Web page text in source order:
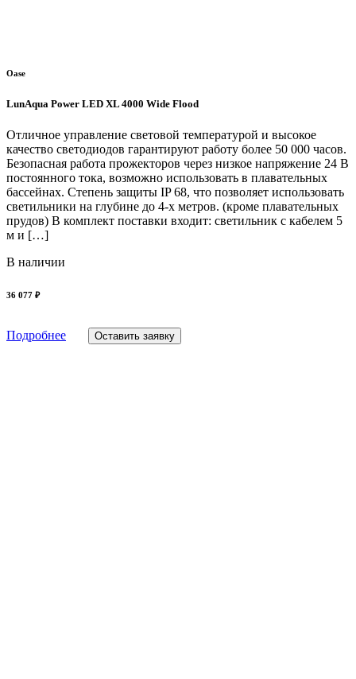
Oase
LunAqua Power LED XL 4000 Wide Flood
Отличное управление световой температурой и высокое
качество светодиодов гарантируют работу более 50 000 часов.
Безопасная работа прожекторов через низкое напряжение 24 В
постоянного тока, возможно использовать в плавательных
бассейнах. Степень защиты IP 68, что позволяет использовать
светильники на глубине до 4-х метров. (кроме плавательных
прудов) В комплект поставки входит: светильник с кабелем 5
м и […]
В наличии
36 077 ₽
Подробнее Оставить заявку